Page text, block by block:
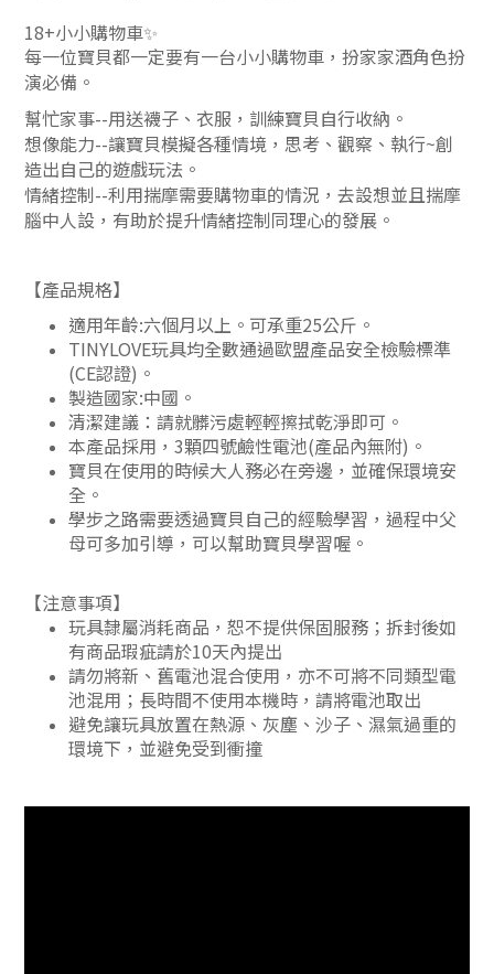
18+小小購物車✨
每一位寶貝都一定要有一台小小購物車，扮家家酒角色扮
演必備 。
幫忙家事--用送襪子、衣服，訓練寶貝自行收納 。
想像能力--讓寶貝模擬各種情境，思考、觀察、執行~創
造出自己的遊戲玩法 。
情緒控制--利用揣摩需要購物車的情況，去設想並且揣摩
腦中人設，有助於提升情緒控制同理心的發展 。
【產品規格】
適用年齡:六個月以上。可承重25公斤。
TINYLOVE玩具均全數通過歐盟產品安全檢驗標準
(CE認證) 。
製造國家:中國。
清潔建議：請就髒污處輕輕擦拭乾淨即可。
本產品採用， 3顆四號鹼性電池(產品內無附) 。
寶貝在使用的時候大人務必在旁邊，並確保環境安
全。
學步之路需要透過寶貝自己的經驗學習，過程中父
母可多加引導，可以幫助寶貝學習喔。
【注意事項】
玩具隸屬消耗商品，恕不提供保固服務；拆封後如
有商品瑕疵請於10天內提出
請勿將新、舊電池混合使用，亦不可將不同類型電
池混用；長時間不使用本機時，請將電池取出
避免讓玩具放置在熱源、灰塵、沙子、濕氣過重的
環境下，並避免受到衝撞